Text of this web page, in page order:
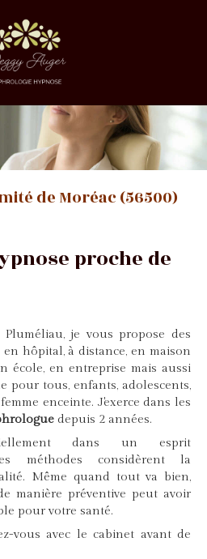
de Moréac (56500)
proche de
Pluméliau, je vous propose des
hôpital, à distance, en maison
école, en entreprise mais aussi
pour tous, enfants, adolescents,
enceinte. J'exerce dans les
depuis 2 années.
dans un esprit
méthodes considèrent la
Même quand tout va bien,
manière préventive peut avoir
pour votre santé.
vous avec le cabinet avant de